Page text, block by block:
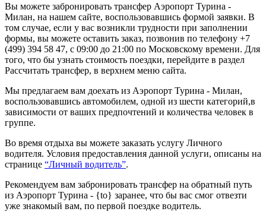
Вы можете забронировать трансфер Аэропорт Турина -
Милан, на нашем сайте, воспользовавшись формой заявки. В
том случае, если у вас возникли трудности при заполнении
формы, вы можете оставить заказ, позвонив по телефону +7
(499) 394 58 47, с 09:00 до 21:00 по Московскому времени. Для
того, что бы узнать стоимость поездки, перейдите в раздел
Рассчитать трансфер, в верхнем меню сайта.
Мы предлагаем вам доехать из Аэропорт Турина - Милан,
воспользовавшись автомобилем, одной из шести категорий,в
зависимости от ваших предпочтений и количества человек в
группе.
Во время отдыха вы можете заказать услугу Личного
водителя. Условия предоставления данной услуги, описаны на
странице “Личный водитель”.
Рекомендуем вам забронировать трансфер на обратный путь
из Аэропорт Турина - {to} заранее, что бы вас смог отвезти
уже знакомый вам, по первой поездке водитель.